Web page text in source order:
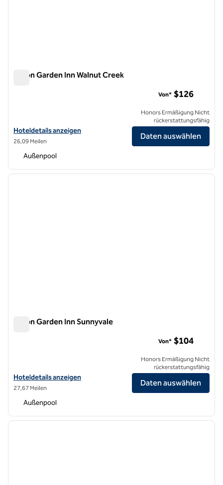
Hilton Garden Inn Walnut Creek
Hoteldetails für das Hilton Garden Inn Walnut Creek anzeigen
Hoteldetails anzeigen
26,09 Meilen
Von* $126
Honors Ermäßigung Nicht
rückerstattungsfähig
Daten auswählen
Außenpool
1 von 12
Hilton Garden Inn Sunnyvale
Hoteldetails für Hilton Garden Inn Sunnyvale anzeigen
Hoteldetails anzeigen
27,67 Meilen
Von* $104
Honors Ermäßigung Nicht
rückerstattungsfähig
Daten auswählen
Außenpool
1 von 12